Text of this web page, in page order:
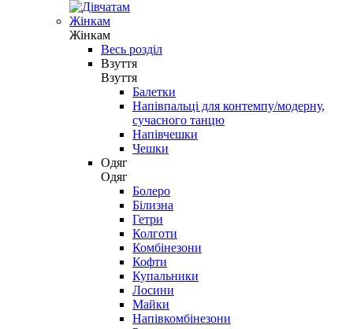
Жінкам
Жінкам
Весь розділ
Взуття
Взуття
Балетки
Напівпальці для контемпу/модерну,
сучасного танцю
Напівчешки
Чешки
Одяг
Одяг
Болеро
Білизна
Гетри
Колготи
Комбінезони
Кофти
Купальники
Лосини
Майки
Напівкомбінезони